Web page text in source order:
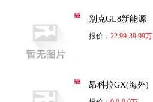
别克GL8新能源
报价： 22.99-39.99万
昂科拉GX(海外)